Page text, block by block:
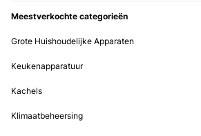
Meestverkochte categorieën
Grote Huishoudelijke Apparaten
Keukenapparatuur
Kachels
Klimaatbeheersing